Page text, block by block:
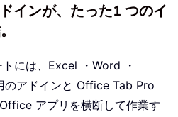
インが、たった1 つのイ
トには、Excel ・Word ・
アドインと Office Tab Pro
アプリを横断して作業す